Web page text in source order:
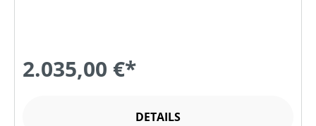
2.035,00 €*
DETAILS